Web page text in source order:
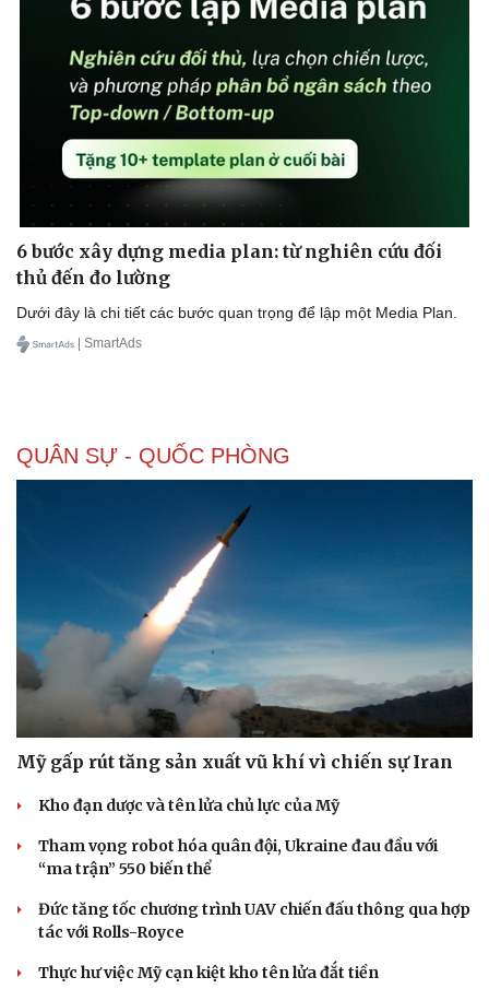
6 bước xây dựng media plan: từ nghiên cứu đối
thủ đến đo lường
Dưới đây là chi tiết các bước quan trọng để lập một Media Plan.
| SmartAds
QUÂN SỰ - QUỐC PHÒNG
Mỹ gấp rút tăng sản xuất vũ khí vì chiến sự Iran
Kho đạn dược và tên lửa chủ lực của Mỹ
Tham vọng robot hóa quân đội, Ukraine đau đầu với
“ma trận” 550 biến thể
Đức tăng tốc chương trình UAV chiến đấu thông qua hợp
tác với Rolls-Royce
Thực hư việc Mỹ cạn kiệt kho tên lửa đắt tiền